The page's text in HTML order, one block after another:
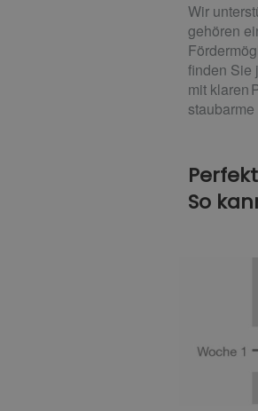
Wir
gehören
finden Sie
mit klaren
So